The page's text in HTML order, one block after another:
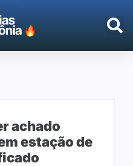
achado
estação de